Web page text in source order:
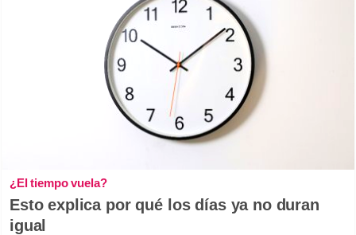
¿El tiempo vuela?
Esto explica por qué los días ya no duran
igual